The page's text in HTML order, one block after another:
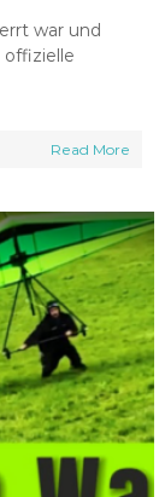
war und
Read More